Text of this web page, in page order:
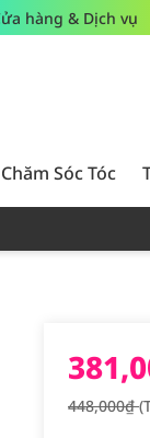
hàng & Dịch vụ
Chăm Sóc Tóc
448,000₫